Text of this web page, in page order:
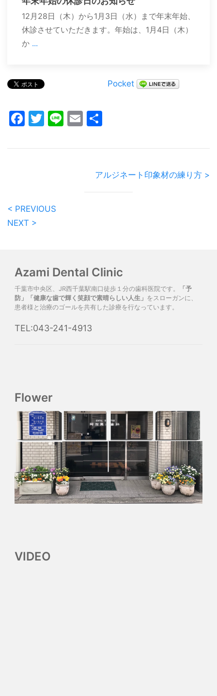
12月28日（木）から1月3日（水）まで年末年始、
休診させていただきます。年始は、1月4日（木）
か ...
Pocket
Facebook
Twitter
LineEmail
アルジネート印象材の練り方 >
< PREVIOUS
NEXT >
Azami Dental Clinic
千葉市中央区、JR西千葉駅南口徒歩１分の歯科医院です。
「予
防」「健康な歯で輝く笑顔で素晴らしい人生」 をスローガンに、
患者様と治療のゴールを共有した診療を行なっています。
TEL:043-241-4913
Flower
VIDEO